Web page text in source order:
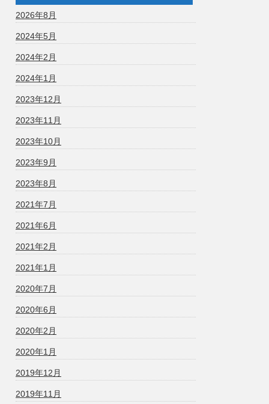
2026年8月
2024年5月
2024年2月
2024年1月
2023年12月
2023年11月
2023年10月
2023年9月
2023年8月
2021年7月
2021年6月
2021年2月
2021年1月
2020年7月
2020年6月
2020年2月
2020年1月
2019年12月
2019年11月